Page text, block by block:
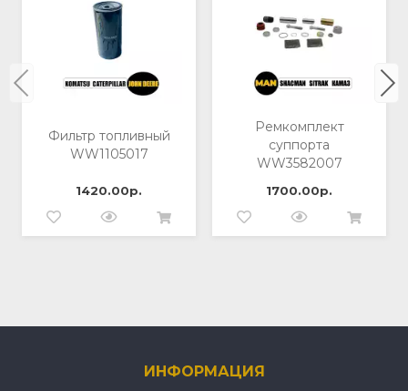
Фильтр топливный
WW1105017
1420.00р.
Ремкомплект
суппорта
WW3582007
1700.00р.
ИНФОРМАЦИЯ